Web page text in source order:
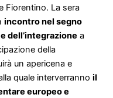
Fiorentino. La sera
incontro nel segno
dell’integrazione a
della
un apericena e
quale interverranno il
europeo e